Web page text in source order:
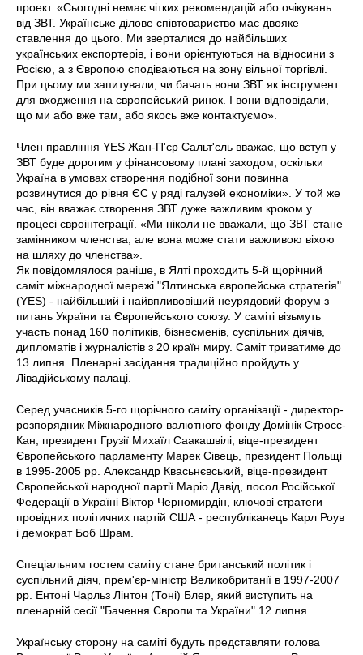
проект. «Сьогодні немає чітких рекомендацій або очікувань
від ЗВТ. Українське ділове співтовариство має двояке
ставлення до цього. Ми зверталися до найбільших
українських експортерів, і вони орієнтуються на відносини з
Росією, а з Європою сподіваються на зону вільної торгівлі.
При цьому ми запитували, чи бачать вони ЗВТ як інструмент
для входження на європейський ринок. І вони відповідали,
що ми або вже там, або якось вже контактуємо».
Член правління YES Жан-П'єр Сальт'єль вважає, що вступ у
ЗВТ буде дорогим у фінансовому плані заходом, оскільки
Україна в умовах створення подібної зони повинна
розвинутися до рівня ЄС у ряді галузей економіки». У той же
час, він вважає створення ЗВТ дуже важливим кроком у
процесі євроінтеграції. «Ми ніколи не вважали, що ЗВТ стане
замінником членства, але вона може стати важливою віхою
на шляху до членства».
Як повідомлялося раніше, в Ялті проходить 5-й щорічний
саміт міжнародної мережі "Ялтинська європейська стратегія"
(YES) - найбільший і найвпливовіший неурядовий форум з
питань України та Європейського союзу. У саміті візьмуть
участь понад 160 політиків, бізнесменів, суспільних діячів,
дипломатів і журналістів з 20 країн миру. Саміт триватиме до
13 липня. Пленарні засідання традиційно пройдуть у
Лівадійському палаці.
Серед учасників 5-го щорічного саміту організації - директор-
розпорядник Міжнародного валютного фонду Домінік Стросс-
Кан, президент Грузії Михаїл Саакашвілі, віце-президент
Європейського парламенту Марек Сівець, президент Польщі
в 1995-2005 рр. Александр Квасьнєвський, віце-президент
Європейської народної партії Маріо Давід, посол Російської
Федерації в Україні Віктор Черномирдін, ключові стратеги
провідних політичних партій США - республіканець Карл Роув
і демократ Боб Шрам.
Спеціальним гостем саміту стане британський політик і
суспільний діяч, прем'єр-міністр Великобританії в 1997-2007
рр. Ентоні Чарльз Лінтон (Тоні) Блер, який виступить на
пленарній сесії "Бачення Європи та України" 12 липня.
Українську сторону на саміті будуть представляти голова